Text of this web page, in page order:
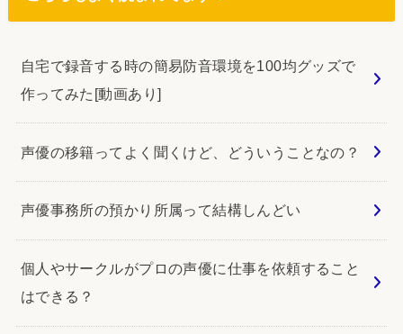
自宅で録音する時の簡易防音環境を100均グッズで
作ってみた[動画あり]
声優の移籍ってよく聞くけど、どういうことなの？
声優事務所の預かり所属って結構しんどい
個人やサークルがプロの声優に仕事を依頼すること
はできる？